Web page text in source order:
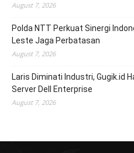
August 7, 2026
Polda NTT Perkuat Sinergi
Leste Jaga Perbatasan
August 7, 2026
Laris Diminati Industri, Gugik.id
Server Dell Enterprise
August 7, 2026